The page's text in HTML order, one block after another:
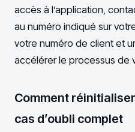
accès à l’application,
au numéro indiqué sur
votre numéro de client et
accélérer le processus de
Comment
cas d’oubli complet